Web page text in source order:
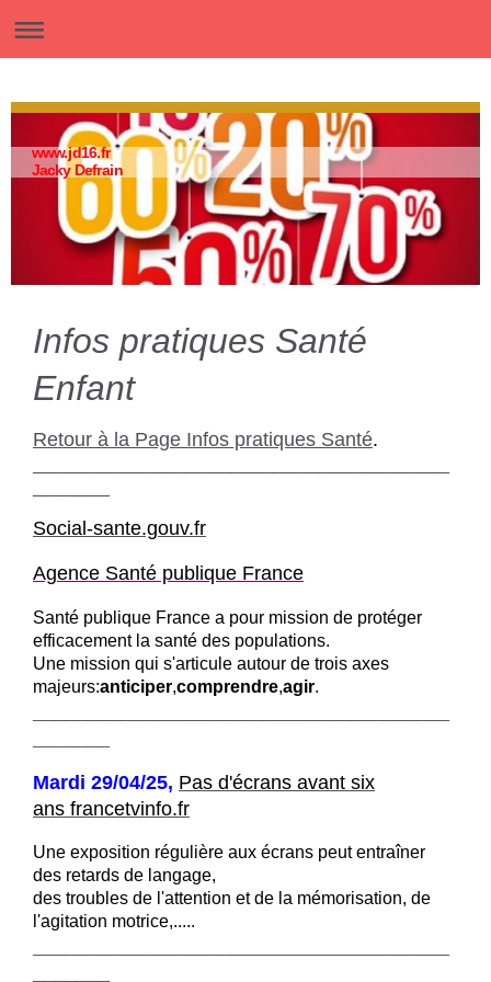
www.jd16.fr
Jacky Defrain
Infos pratiques Santé
Enfant
Retour à la Page Infos pratiques Santé.
Social-sante.gouv.fr
Agence Santé publique France
Santé publique France a pour mission de protéger
efficacement la santé des populations.
Une mission qui s'articule autour de trois axes
majeurs:anticiper,comprendre,agir.
Mardi 29/04/25, Pas d'écrans avant six
ans francetvinfo.fr
Une exposition régulière aux écrans peut entraîner
des retards de langage,
des troubles de l'attention et de la mémorisation, de
l'agitation motrice,.....